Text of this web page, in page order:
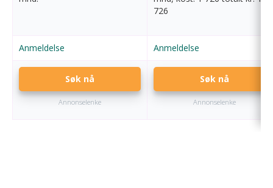
726
Anmeldelse Anmeldelse
Søk nå
Annonselenke
Søk nå
Annonselenke